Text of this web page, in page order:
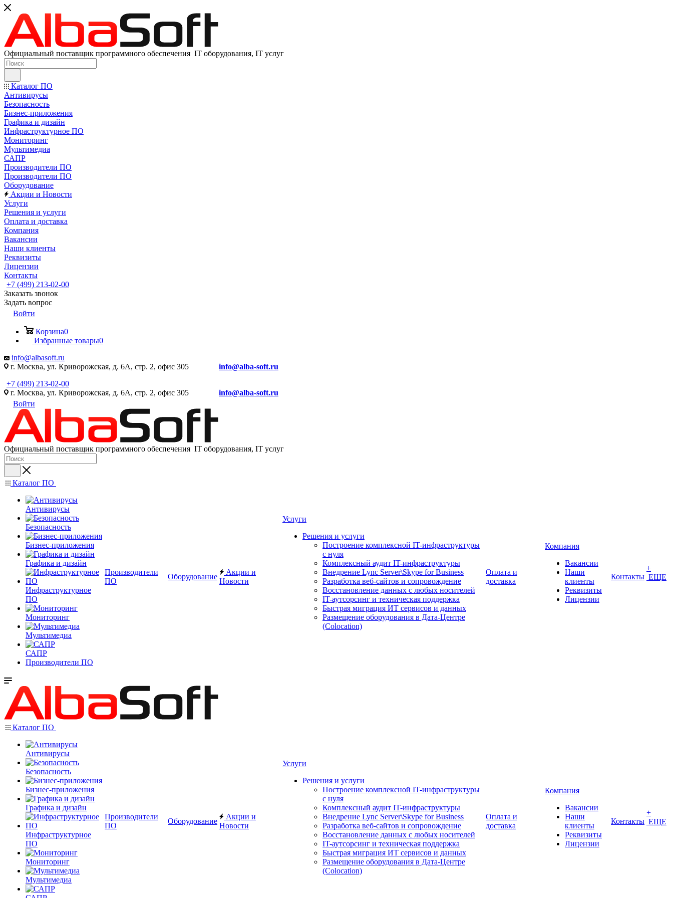
Официальный поставщик программного обеспечения IT оборудования, IT услуг
Каталог ПО
Антивирусы
Безопасность
Бизнес-приложения
Графика и дизайн
Инфраструктурное ПО
Мониторинг
Мультимедиа
САПР
Производители ПО
Производители ПО
Оборудование
Акции и Новости
Услуги
Решения и услуги
Оплата и доставка
Компания
Вакансии
Наши клиенты
Реквизиты
Лицензии
Контакты
+7 (499) 213-02-00
Заказать звонок
Задать вопрос
Войти
Корзина0
Избранные товары0
info@albasoft.ru
г. Москва, ул. Криворожская, д. 6А, стр. 2, офис 305 info@alba-soft.ru
+7 (499) 213-02-00
г. Москва, ул. Криворожская, д. 6А, стр. 2, офис 305 info@alba-soft.ru
Войти
Официальный поставщик программного обеспечения IT оборудования, IT услуг
Каталог ПО
Антивирусы
Безопасность
Бизнес-приложения
Графика и дизайн
Инфраструктурное
ПО
Мониторинг
Мультимедиа
САПР
Производители ПО
Производители
ПО
Оборудование
Акции и
Новости
Услуги
Решения и услуги
Построение комплексной IT-инфраструктуры
с нуля
Комплексный аудит IT-инфраструктуры
Внедрение Lync Server\Skype for Business
Разработка веб-сайтов и сопровождение
Восстановление данных с любых носителей
IT-аутсорсинг и техническая поддержка
Быстрая миграция ИТ сервисов и данных
Размещение оборудования в Дата-Центре
(Colocation)
Оплата и
доставка
Компания
Вакансии
Наши
клиенты
Реквизиты
Лицензии
Контакты
+
ЕЩЕ
Каталог ПО
Антивирусы
Безопасность
Бизнес-приложения
Графика и дизайн
Инфраструктурное
ПО
Мониторинг
Мультимедиа
Производители
ПО
Оборудование
Акции и
Новости
Услуги
Решения и услуги
Построение комплексной IT-инфраструктуры
с нуля
Комплексный аудит IT-инфраструктуры
Внедрение Lync Server\Skype for Business
Разработка веб-сайтов и сопровождение
Восстановление данных с любых носителей
IT-аутсорсинг и техническая поддержка
Быстрая миграция ИТ сервисов и данных
Размещение оборудования в Дата-Центре
(Colocation)
Оплата и
доставка
Компания
Вакансии
Наши
клиенты
Реквизиты
Лицензии
Контакты
+
ЕЩЕ